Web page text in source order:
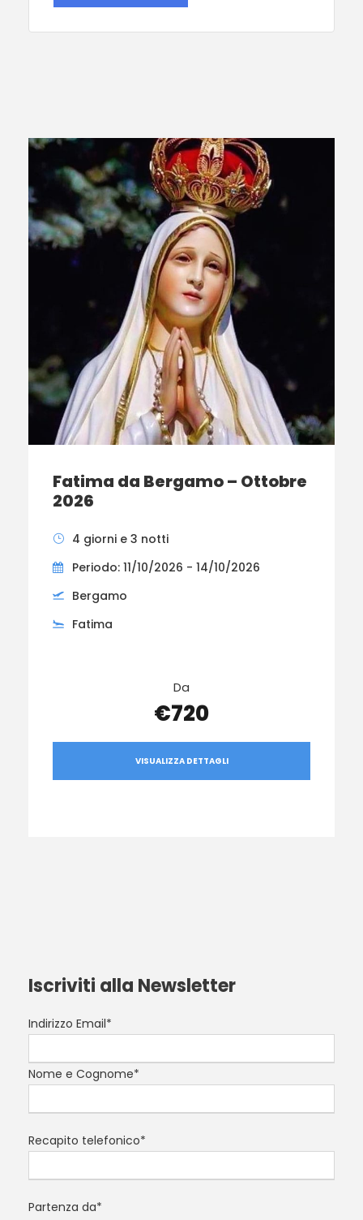
Fatima da Bergamo – Ottobre
2026
4 giorni e 3 notti
Periodo: 11/10/2026 - 14/10/2026
Bergamo
Fatima
Da
€720
VISUALIZZA DETTAGLI
Iscriviti alla Newsletter
Indirizzo Email*
Nome e Cognome*
Recapito telefonico*
Partenza da*